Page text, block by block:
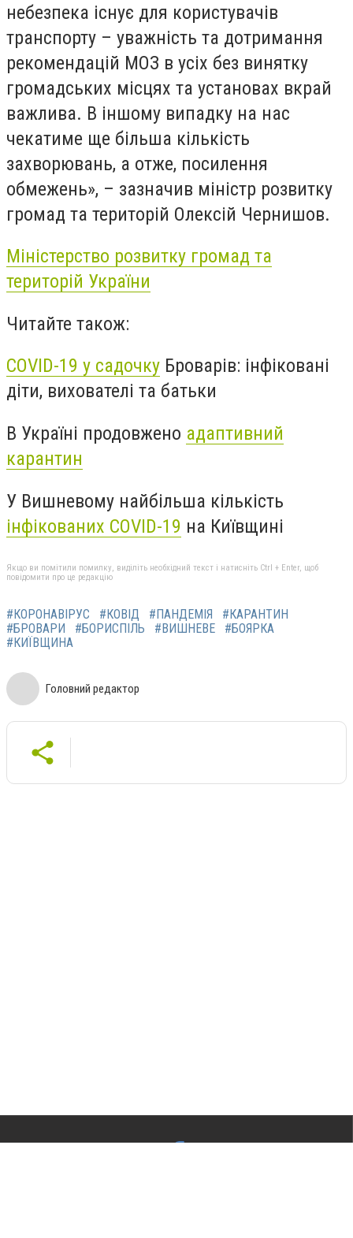
небезпека існує для користувачів
транспорту – уважність та дотримання
рекомендацій МОЗ в усіх без винятку
громадських місцях та установах вкрай
важлива. В іншому випадку на нас
чекатиме ще більша кількість
захворювань, а отже, посилення
обмежень», – зазначив міністр розвитку
громад та територій Олексій Чернишов.
Міністерство розвитку громад та
територій України
Читайте також:
COVID-19 у садочку Броварів: інфіковані
діти, вихователі та батьки
В Україні продовжено адаптивний
карантин
У Вишневому найбільша кількість
інфікованих COVID-19 на Київщині
Якщо ви помітили помилку, виділіть необхідний текст і натисніть Ctrl + Enter, щоб
повідомити про це редакцію
#КОРОНАВІРУС #КОВІД #ПАНДЕМІЯ
#КАРАНТИН
#БРОВАРИ
#БОРИСПІЛЬ #ВИШНЕВЕ
#БОЯРКА
#КИЇВЩИНА
Головний редактор